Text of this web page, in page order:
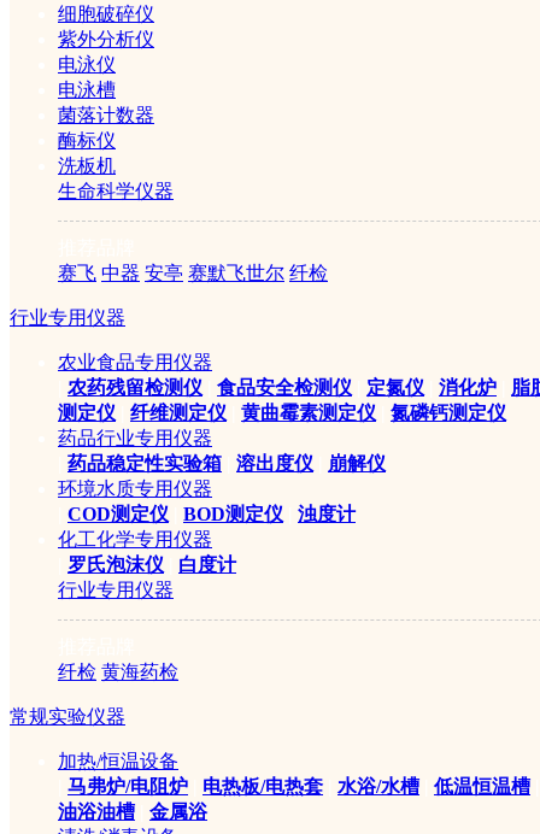
细胞破碎仪
紫外分析仪
电泳仪
电泳槽
菌落计数器
酶标仪
洗板机
生命科学仪器
赛飞 中器 安亭 赛默飞世尔 纤检
行业专用仪器
农业食品专用仪器
农药残留检测仪 食品安全检测仪 定氮仪 消化炉
脂
测定仪
纤维测定仪 黄曲霉素测定仪
氮磷钙测定仪
药品行业专用仪器
药品稳定性实验箱 溶出度仪
崩解仪
环境水质专用仪器
COD测定仪 BOD测定仪
浊度计
化工化学专用仪器
罗氏泡沫仪
白度计
行业专用仪器
纤检 黄海药检
常规实验仪器
加热/恒温设备
马弗炉/电阻炉 电热板/电热套 水浴/水槽 低温恒温槽
油浴油槽
金属浴